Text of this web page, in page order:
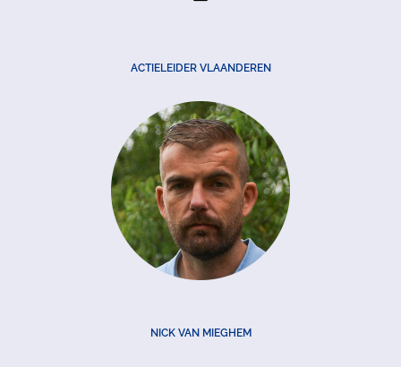
ACTIELEIDER VLAANDEREN
NICK VAN MIEGHEM